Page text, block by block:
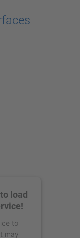
load
to
may